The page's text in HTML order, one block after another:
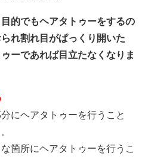
的でもヘアタトゥーをするの
れ割れ目がぱっくり開いた
ーであれば目立たなくなりま
にヘアタトゥーを行うこと
箇所にヘアタトゥーを行うこ